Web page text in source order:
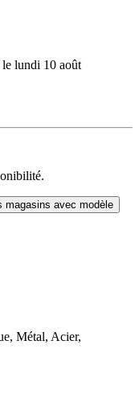
lundi 10 août
magasins avec modèle
Métal, Acier,